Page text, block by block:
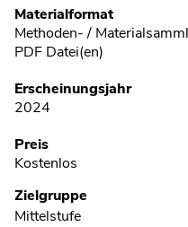
Metadaten
Materialformat
Methoden- /
PDF Datei(en)
Erscheinungsjahr
2024
Preis
Kostenlos
Zielgruppe
Mittelstufe